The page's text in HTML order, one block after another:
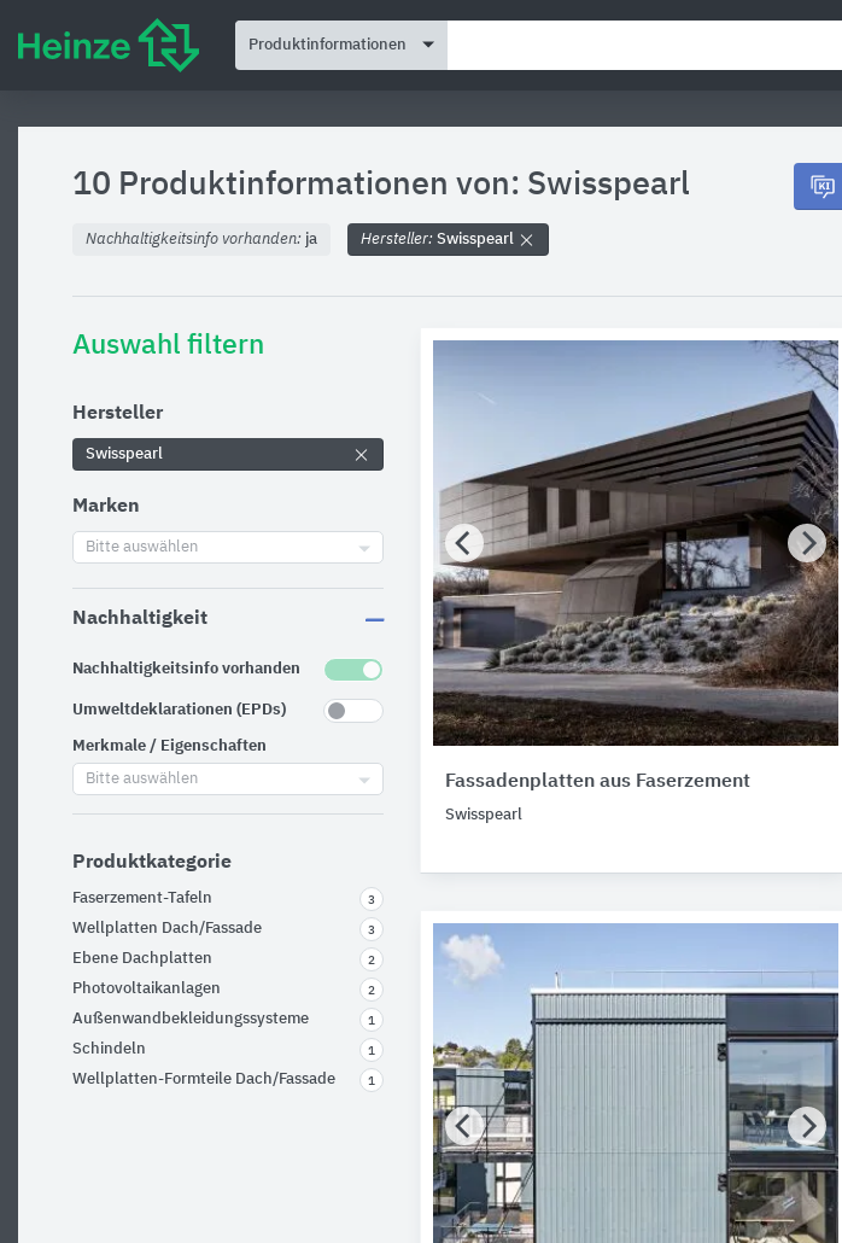
Produktinformationen
10 Produktinformationen von: Swisspearl
Nachhaltigkeitsinfo vorhanden: ja Hersteller: Swisspearl
Auswahl filtern
Hersteller
Swisspearl
Marken
Bitte auswählen
Nachhaltigkeit
Nachhaltigkeitsinfo vorhanden
Umweltdeklarationen (EPDs)
Merkmale / Eigenschaften
Bitte auswählen
Produktkategorie
Faserzement-Tafeln 3
Wellplatten Dach/Fassade 3
Ebene Dachplatten 2
Photovoltaikanlagen 2
Außenwandbekleidungssysteme 1
Schindeln 1
Wellplatten-Formteile Dach/Fassade 1
Fassadenplatten aus Faserzement
Swisspearl